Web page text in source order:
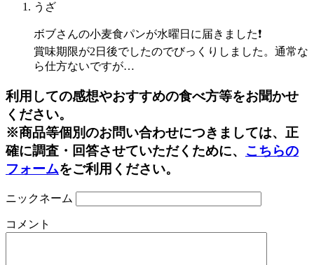
うざ
ボブさんの小麦食パンが水曜日に届きました❗️
賞味期限が2日後でしたのでびっくりしました。通常な
ら仕方ないですが…
利用しての感想やおすすめの食べ方等をお聞かせ
ください。
※商品等個別のお問い合わせにつきましては、正
確に調査・回答させていただくために、 こちらの
フォームをご利用ください。
ニックネーム
コメント